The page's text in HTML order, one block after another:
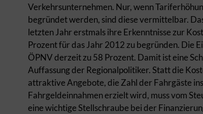
Verkehrsunternehmen. Nur, wenn
begründet werden, sind diese vermittelbar.
letzten Jahr erstmals ihre Erkenntnisse zur
Prozent für das Jahr 2012 zu begründen. Die
ÖPNV derzeit zu 58 Prozent. Damit ist eine
Auffassung der Regionalpolitiker. Statt die
attraktive Angebote, die Zahl der Fahrgäste
Fahrgeldeinnahmen erzielt wird, muss vom
eine wichtige Stellschraube bei der